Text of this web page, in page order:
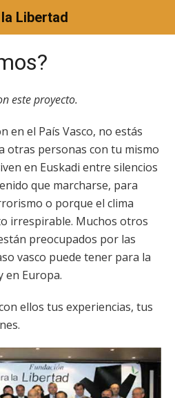
Libertad
este proyecto.
en el País Vasco, no estás
otras personas con tu mismo
en Euskadi entre silencios
que marcharse, para
o porque el clima
irrespirable. Muchos otros
preocupados por las
vasco puede tener para la
en Europa.
ellos tus experiencias, tus